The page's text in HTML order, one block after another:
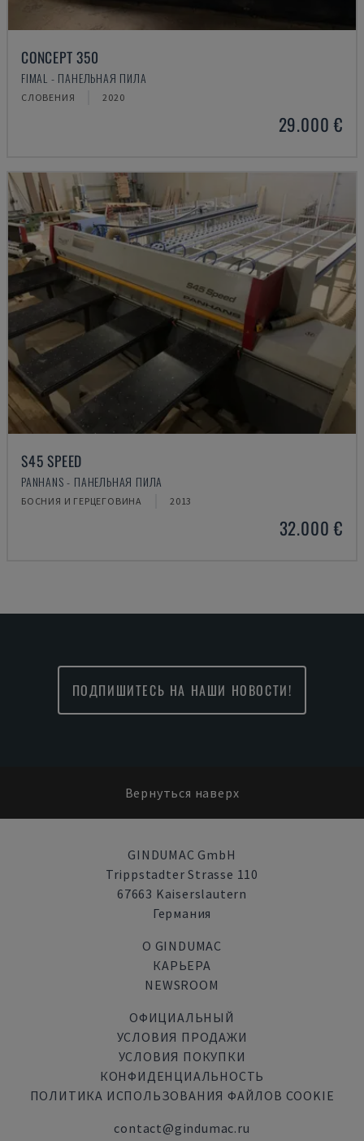
CONCEPT 350
FIMAL - ПАНЕЛЬНАЯ ПИЛА
СЛОВЕНИЯ 2020
29.000 €
S45 SPEED
PANHANS - ПАНЕЛЬНАЯ ПИЛА
БОСНИЯ И ГЕРЦЕГОВИНА 2013
32.000 €
ПОДПИШИТЕСЬ НА НАШИ НОВОСТИ!
Вернуться наверх
GINDUMAC GmbH
Trippstadter Strasse 110
67663 Kaiserslautern
Германия
О GINDUMAC
КАРЬЕРА
NEWSROOM
ОФИЦИАЛЬНЫЙ
УСЛОВИЯ ПРОДАЖИ
УСЛОВИЯ ПОКУПКИ
КОНФИДЕНЦИАЛЬНОСТЬ
ПОЛИТИКА ИСПОЛЬЗОВАНИЯ ФАЙЛОВ COOKIE
contact@gindumac.ru